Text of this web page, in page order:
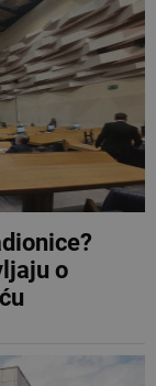
o